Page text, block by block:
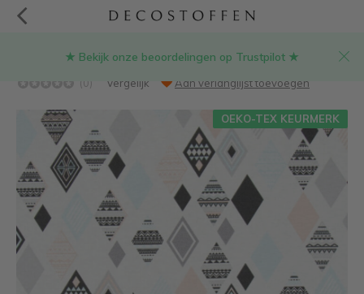
★ Bekijk onze beoordelingen op Trustpilot ★
Pastel wieber ottoman print stof
(0) Vergelijk Aan verlanglijst toevoegen
OEKO-TEX KEURMERK